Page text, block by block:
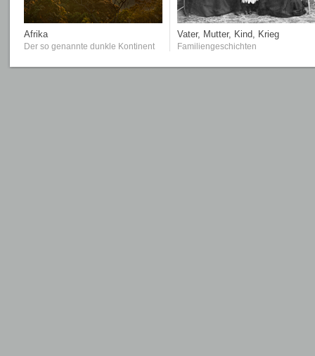
Afrika
Der so genannte dunkle Kontinent
Vater, Mutter, Kind, Krieg
Familiengeschichten